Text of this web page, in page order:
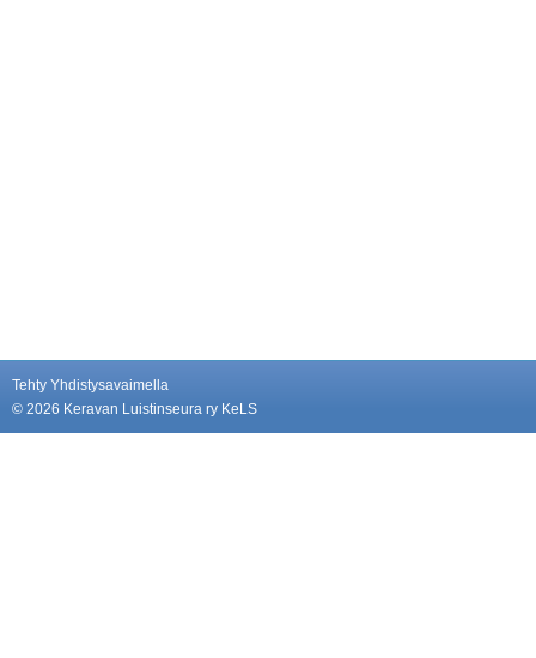
Tehty Yhdistysavaimella
© 2026 Keravan Luistinseura ry KeLS